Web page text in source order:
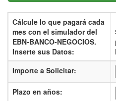
Cálcule lo que pagará cada
mes con el simulador del
EBN-BANCO-NEGOCIOS.
Inserte sus Datos:
Importe a Solicitar:
Plazo en años: